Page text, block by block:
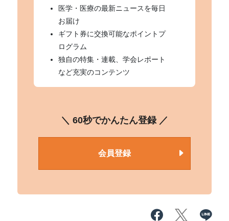
医学・医療の最新ニュースを毎日
お届け
ギフト券に交換可能なポイントプ
ログラム
独自の特集・連載、学会レポート
など充実のコンテンツ
＼ 60秒でかんたん登録 ／
会員登録